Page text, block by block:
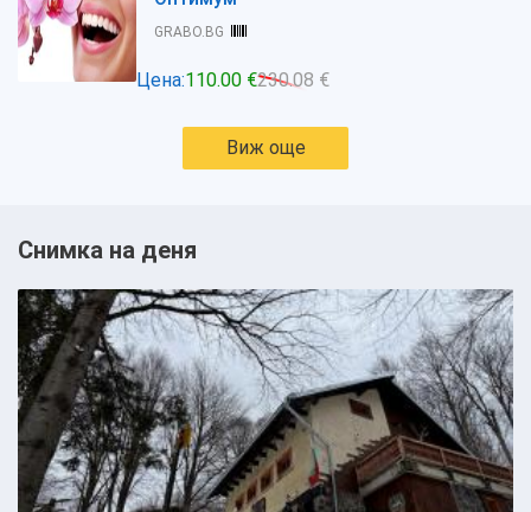
GRABO.BG
Цена:110.00 €230.08 €
Виж още
Снимка на деня